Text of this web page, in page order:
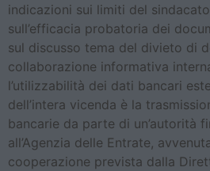
indicazioni sui limiti del
sull’efficacia probatoria dei
sul discusso tema del divieto di
collaborazione informativa
l’utilizzabilità dei dati bancari
dell’intera vicenda è la
bancarie da parte di un’autorità
all’Agenzia delle Entrate,
cooperazione prevista dalla